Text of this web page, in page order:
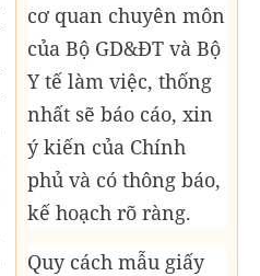
cơ quan chuyên môn
của Bộ GD&ĐT và Bộ
Y tế làm việc, thống
nhất sẽ báo cáo, xin
ý kiến của Chính
phủ và có thông báo,
kế hoạch rõ ràng.
Quy cách mẫu giấy